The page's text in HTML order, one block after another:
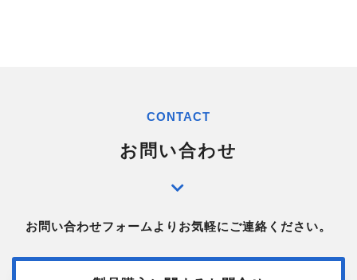
CONTACT
お問い合わせ
お問い合わせフォームよりお気軽にご連絡ください。